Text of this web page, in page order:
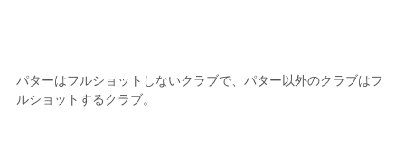
パターはフルショットしないクラブで、パター以外のクラブはフ
ルショットするクラブ。